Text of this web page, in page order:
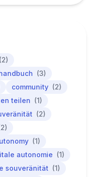
(2)
(3)
community (2)
teilen (1)
(2)
(1)
autonomie (1)
souveränität (1)